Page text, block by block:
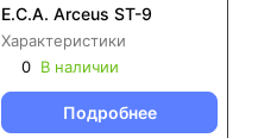
E.C.A. Arceus ST-9
Характеристики
0 В наличии
Подробнее